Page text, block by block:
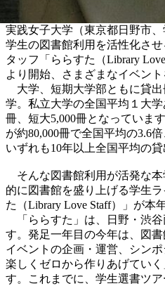
実践女子大学（東京都日野市
学生の図書館利用を活性化さ
タッフ「ららすた（Library
より開始、さまざまなイベント
大学、短期大学部ともに貸
学。私立大学の全国平均１大
冊、短大5,000冊となっていま
が約80,000冊で全国平均の3.6
いずれも10年以上全国平均の
そんな図書館利用が活発な
的に図書館を盛り上げる学生
た（Library Love Staff）」が本
「ららすた」は、日野・渋谷
す。発足一年目の今年は、図
イベントの企画・運営、シン
楽しくゼロから作りあげてい
す。これまでに、学生選書ツ